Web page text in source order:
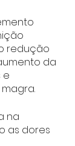
redução
da
e
na
as dores